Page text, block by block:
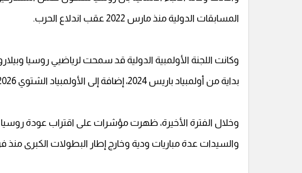
المسابقات الدولية منذ مارس 2022 عقب اندلاع الحرب.
وكانت اللجنة الأولمبية الدولية قد سمحت لرياضيي روسيا
بداية من أولمبياد باريس 2024، إضافة إلى الأولمبياد الشتوي 2026 في ميلانو وكورتينا دامبيتزو.
وخلال الفترة الأخيرة، ظهرت مؤشرات على اقتراب عودة روسيا
والسيدات عدة مباريات ودية وخارج إطار البطولات الكبرى منذ